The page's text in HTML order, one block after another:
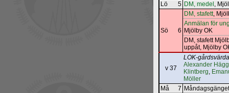
Lö
5 DM, medel ,
Sö 6
DM, stafett,
Anmälan för
Mjölby OK
DM, stafett
uppåt, Mjölby
v 37
LOK-
Alexander
Klintberg,
Möller
Må
7